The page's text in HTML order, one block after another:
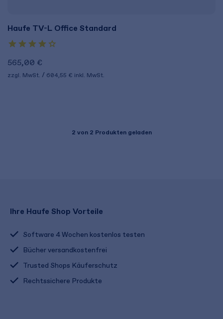
Haufe TV-L Office Standard
565,00 €
zzgl. MwSt. 604,55 € inkl. MwSt.
2 von 2 Produkten geladen
Ihre Haufe Shop Vorteile
Software 4 Wochen kostenlos testen
Bücher versandkostenfrei
Trusted Shops Käuferschutz
Rechtssichere Produkte